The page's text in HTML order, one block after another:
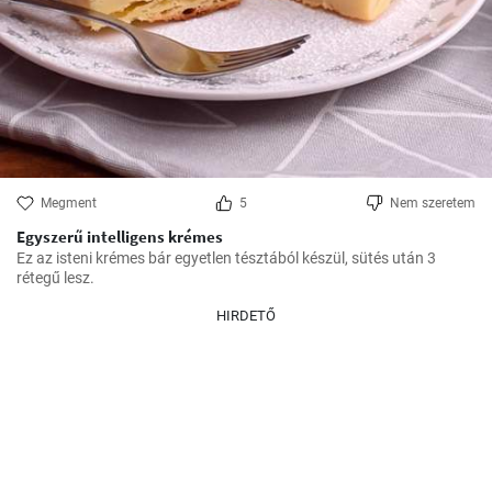
Megment 5 Nem szeretem
Egyszerű intelligens krémes
Ez az isteni krémes bár egyetlen tésztából készül, sütés után 3
rétegű lesz.
HIRDETŐ